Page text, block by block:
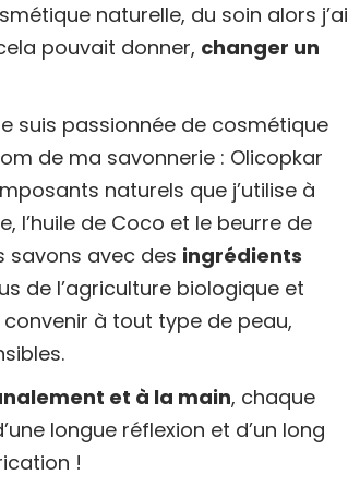
naturelle, du soin alors j’ai
pouvait donner, changer un
suis passionnée de cosmétique
de ma savonnerie : Olicopkar
naturels que j’utilise à
l’huile de Coco et le beurre de
savons avec des ingrédients
de l’agriculture biologique et
à tout type de peau,
et à la main, chaque
longue réflexion et d’un long
!